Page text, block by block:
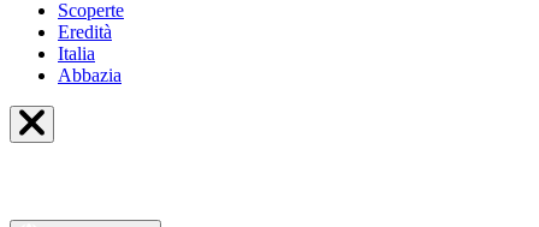
Scoperte
Eredità
Italia
Abbazia